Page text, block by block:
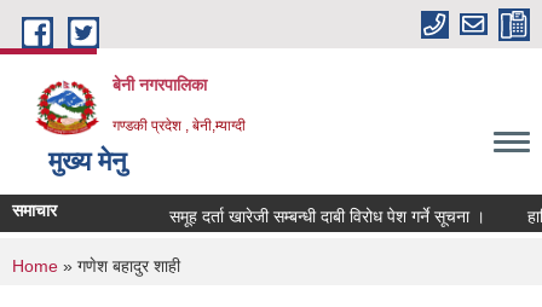
Skip to main content
बेनी नगरपालिका
गण्डकी प्रदेश , बेनी,म्याग्दी
मुख्य मेनु
समाचार समूह दर्ता खारेजी सम्बन्धी दाबी विरोध पेश गर्ने सूचना ।
You are here
Home » गणेश बहादुर शाही